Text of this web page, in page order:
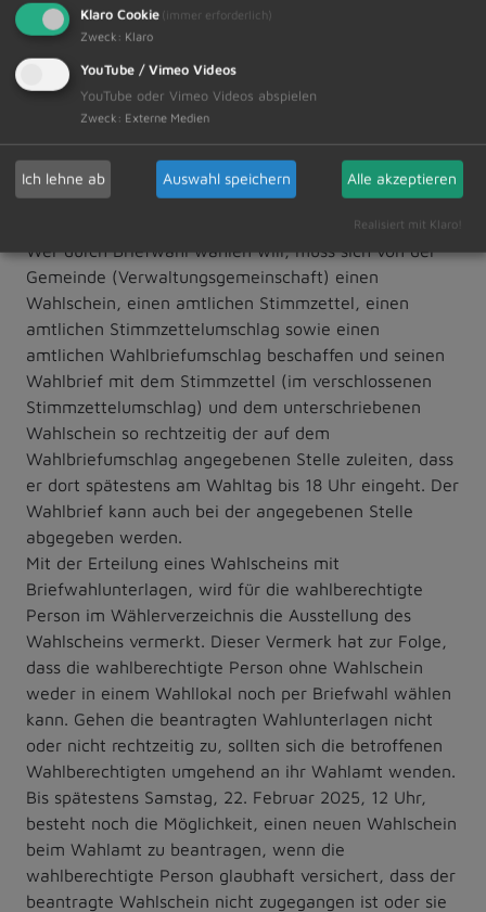
6. Wählerinnen und Wähler, die einen Wahlschein
haben, können an der Wahl im Wahlkreis, in dem der
Wahlschein ausgestellt ist,
a) durch Stimmabgabe in einem beliebigen
Wahlbezirk dieses Wahlkreises
oder
b) durch Briefwahl
teilnehmen.
Wer durch Briefwahl wählen will, muss sich von der
Gemeinde (Verwaltungsgemeinschaft) einen
Wahlschein, einen amtlichen Stimmzettel, einen
amtlichen Stimmzettelumschlag sowie einen
amtlichen Wahlbriefumschlag beschaffen und seinen
Wahlbrief mit dem Stimmzettel (im verschlossenen
Stimmzettelumschlag) und dem unterschriebenen
Wahlschein so rechtzeitig der auf dem
Wahlbriefumschlag angegebenen Stelle zuleiten, dass
er dort spätestens am Wahltag bis 18 Uhr eingeht. Der
Wahlbrief kann auch bei der angegebenen Stelle
abgegeben werden.
Mit der Erteilung eines Wahlscheins mit
Briefwahlunterlagen, wird für die wahlberechtigte
Person im Wählerverzeichnis die Ausstellung des
Wahlscheins vermerkt. Dieser Vermerk hat zur Folge,
dass die wahlberechtigte Person ohne Wahlschein
weder in einem Wahllokal noch per Briefwahl wählen
kann. Gehen die beantragten Wahlunterlagen nicht
oder nicht rechtzeitig zu, sollten sich die betroffenen
Wahlberechtigten umgehend an ihr Wahlamt wenden.
Bis spätestens Samstag, 22. Februar 2025, 12 Uhr,
besteht noch die Möglichkeit, einen neuen Wahlschein
beim Wahlamt zu beantragen, wenn die
wahlberechtigte Person glaubhaft versichert, dass der
beantragte Wahlschein nicht zugegangen ist oder sie
Klaro Cookie (immer erforderlich)
Zweck : Klaro
YouTube / Vimeo Videos
YouTube oder Vimeo Videos abspielen
Zweck : Externe Medien
Ich lehne ab Auswahl speichern Alle akzeptieren
Realisiert mit Klaro!